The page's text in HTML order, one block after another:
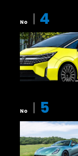
No 4
No 5